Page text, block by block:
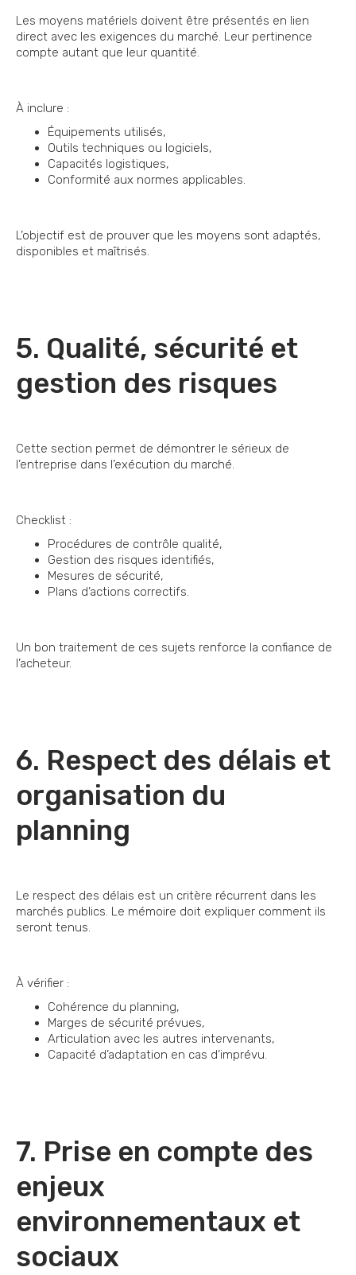
Les moyens matériels doivent être présentés en lien
direct avec les exigences du marché. Leur pertinence
compte autant que leur quantité.
À inclure :
Équipements utilisés,
Outils techniques ou logiciels,
Capacités logistiques,
Conformité aux normes applicables.
L’objectif est de prouver que les moyens sont adaptés,
disponibles et maîtrisés.
5. Qualité, sécurité et
gestion des risques
Cette section permet de démontrer le sérieux de
l’entreprise dans l’exécution du marché.
Checklist :
Procédures de contrôle qualité,
Gestion des risques identifiés,
Mesures de sécurité,
Plans d’actions correctifs.
Un bon traitement de ces sujets renforce la confiance de
l’acheteur.
6. Respect des délais et
organisation du
planning
Le respect des délais est un critère récurrent dans les
marchés publics. Le mémoire doit expliquer comment ils
seront tenus.
À vérifier :
Cohérence du planning,
Marges de sécurité prévues,
Articulation avec les autres intervenants,
Capacité d’adaptation en cas d’imprévu.
7. Prise en compte des
enjeux
environnementaux et
sociaux